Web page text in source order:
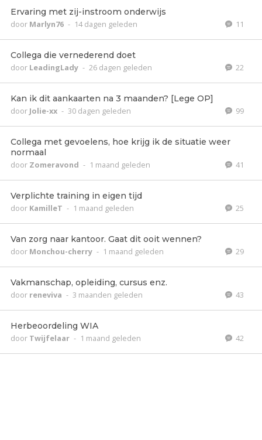
Ervaring met zij-instroom onderwijs
door Marlyn76 - 14 dagen geleden 11
Collega die vernederend doet
door LeadingLady - 26 dagen geleden 22
Kan ik dit aankaarten na 3 maanden? [Lege OP]
door Jolie-xx - 30 dagen geleden 99
Collega met gevoelens, hoe krijg ik de situatie weer
normaal
door Zomeravond - 1 maand geleden 41
Verplichte training in eigen tijd
door KamilleT - 1 maand geleden 25
Van zorg naar kantoor. Gaat dit ooit wennen?
door Monchou-cherry - 1 maand geleden 29
Vakmanschap, opleiding, cursus enz.
door reneviva - 3 maanden geleden 43
Herbeoordeling WIA
door Twijfelaar - 1 maand geleden 42